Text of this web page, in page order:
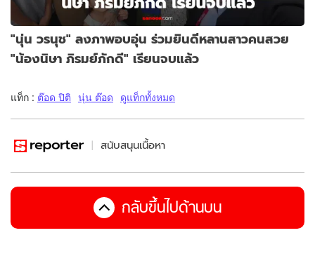
"นุ่น วรนุช" ลงภาพอบอุ่น ร่วมยินดีหลานสาวคนสวย
"น้องนิษา ภิรมย์ภักดี" เรียนจบแล้ว
แท็ก : ต๊อด ปิติ นุ่น ต๊อด ดูแท็กทั้งหมด
สนับสนุนเนื้อหา
กลับขึ้นไปด้านบน